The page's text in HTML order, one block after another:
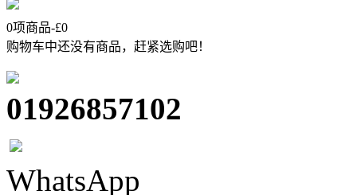
0项商品-£0
购物车中还没有商品，赶紧选购吧！
01926857102
WhatsApp